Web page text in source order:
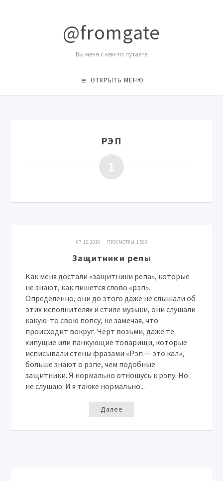
@fromgate
Вы меня с кем-то путаете
ОТКРЫТЬ МЕНЮ
РЭП
1
07. 12. 2018 · ПРОСМОТРЫ: 1 563
Защитники репы
Как меня достали «защитники репа», которые
не знают, как пишется слово «рэп».
Определённо, они до этого даже не слышали об
этих исполнителях и стиле музыки, они слушали
какую-то свою попсу, не замечая, что
происходит вокруг. Чёрт возьми, даже те
хипущие или панкующие товарищи, которые
исписывали стены фразами «Рэп — это кал»,
больше знают о рэпе, чем подобные
защитники. Я нормально отношусь к рэпу. Но
не слушаю. И я также нормально...
Далее